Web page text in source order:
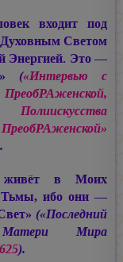
входит под
Светом
Энергией. Это —
(«Интервью с
Полиискусства
живёт в Моих
Тьмы, ибо они —
(«Последний
Мира
).